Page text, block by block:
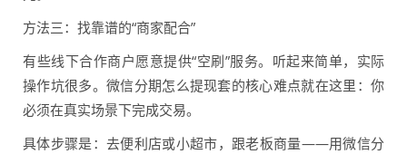
方法三：找靠谱的“商家配合”
有些线下合作商户愿意提供“空刷”服务。听起来简单，实际
操作坑很多。微信分期怎么提现套的核心难点就在这里：你
必须在真实场景下完成交易。
具体步骤是：去便利店或小超市，跟老板商量——用微信分